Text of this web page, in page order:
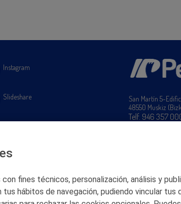
Instagram
Slideshare
San Martín 5-
48550 Muskiz
Telf. 946 357
fines técnicos, personalización, análisis y
hábitos de navegación, pudiendo vincular